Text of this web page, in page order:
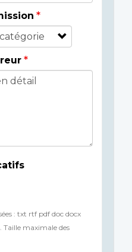
: txt rtf pdf doc docx
Taille maximale des